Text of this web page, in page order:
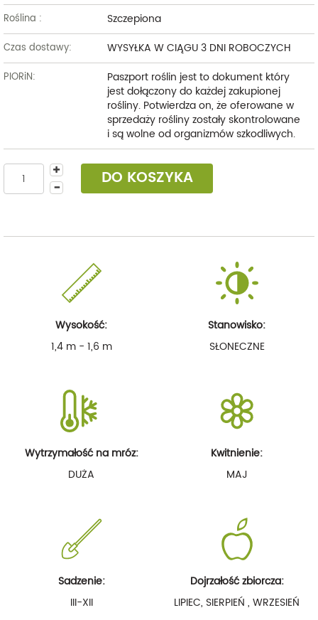
Roślina : Szczepiona
Czas dostawy: WYSYŁKA W CIĄGU 3 DNI ROBOCZYCH
PIORiN:
Paszport roślin jest to dokument który
jest dołączony do każdej zakupionej
rośliny. Potwierdza on, że oferowane w
sprzedaży rośliny zostały skontrolowane
i są wolne od organizmów szkodliwych.
DO KOSZYKA
Wysokość:
1,4 m - 1,6 m
Stanowisko:
SŁONECZNE
Wytrzymałość na mróz:
DUŻA
Kwitnienie:
MAJ
Sadzenie:
III-XII
Dojrzałość zbiorcza:
LIPIEC, SIERPIEŃ , WRZESIEŃ